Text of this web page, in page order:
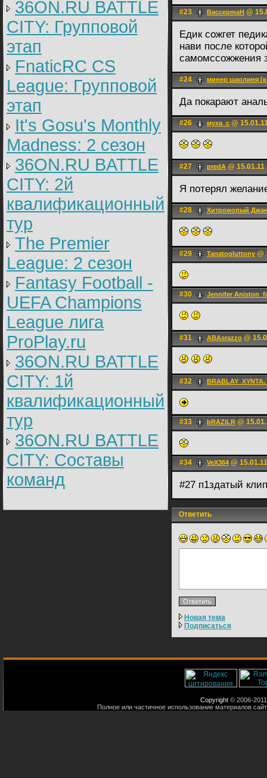
36ON.RU BATTLE
CITY: Групповой
этап
FnaticRC CS
League: Групповой
этап
It's Gosu's Monthly
Madness: 2 сезон
36ON.RU BATTLE
CITY: 2й
квалификационный
тур
The Premier
League: 2 cезон
Fantasy Football -
UEFA Champions
League лига
ProPlay.ru
36ON.RU BATTLE
CITY: 1й
квалификационный
тур
36ON.RU BATTLE
CITY: Составы
команд
#23 BaccepmaH @
Едик сожгет
нави после
самомссожжения
#24 минер шаолиня
Да покарают
#26 муха_с @
#27 predA @ 15.01.11
Я потерял
#28 Хитрожопый
#29 Tanatogluttony @
#30 Jennifer
#31 ABAsrazzo @
#32
#33 bRAZILR @
#34 VeX364 @
#27 п1здатый
Ответить
Новая тема
Подписаться
Copyright © 2006-
Полное или частичное использование материалов